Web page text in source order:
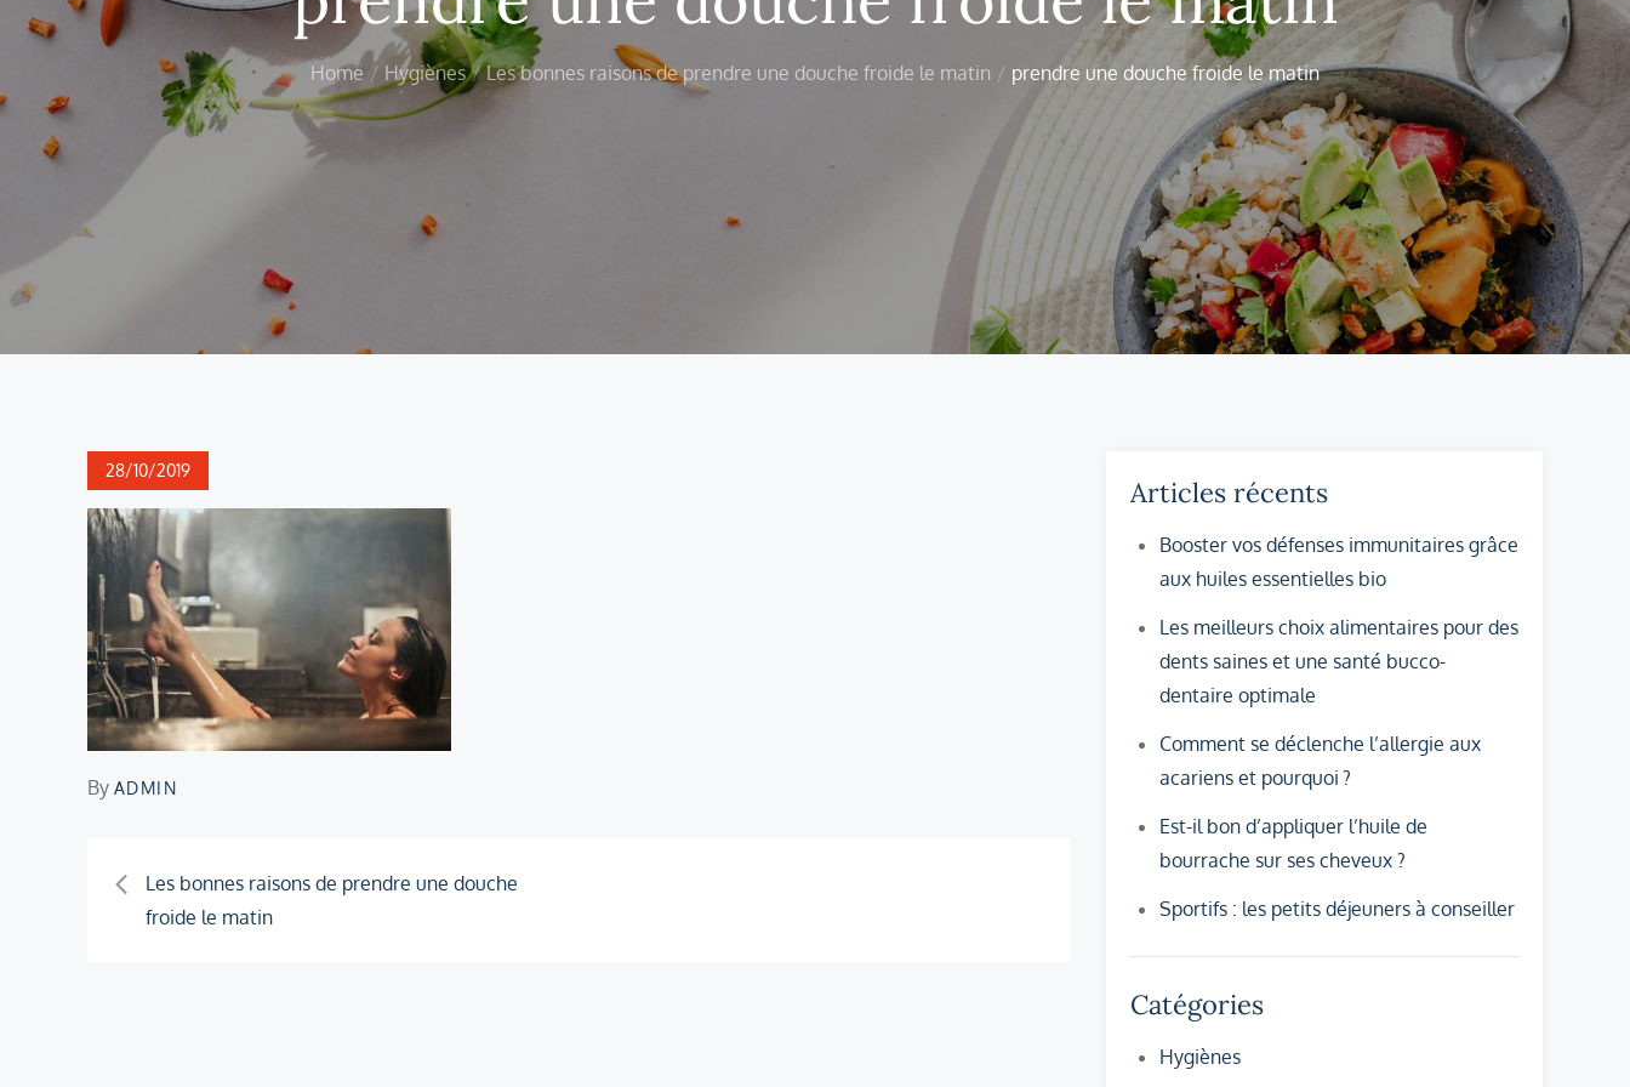
Home Hygiènes Les bonnes raisons de prendre une douche froide le matin prendre une douche froide le matin
Posted
28/10/2019
By ADMIN
Navigation
Les bonnes raisons de prendre une douche
froide le matin
Articles récents
Booster vos défenses immunitaires grâce
aux huiles essentielles bio
Les meilleurs choix alimentaires pour des
dents saines et une santé bucco-
dentaire optimale
Comment se déclenche l’allergie aux
acariens et pourquoi ?
Est-il bon d’appliquer l’huile de
bourrache sur ses cheveux ?
Sportifs : les petits déjeuners à conseiller
Catégories
Hygiènes